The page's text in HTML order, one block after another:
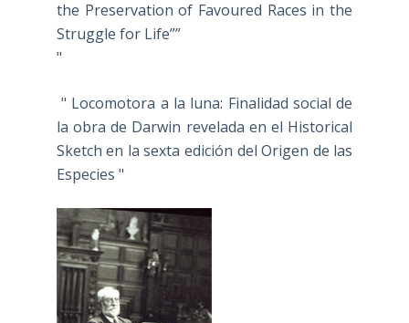
the Preservation of Favoured Races in the
Struggle for Life””
"
" Locomotora a la luna: Finalidad social de
la obra de Darwin revelada en el Historical
Sketch en la sexta edición del Origen de las
Especies "